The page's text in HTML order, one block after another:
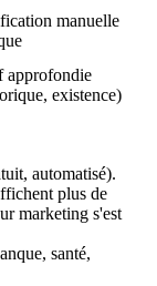
manuelle
approfondie
existence)
automatisé).
plus de
marketing s'est
santé,